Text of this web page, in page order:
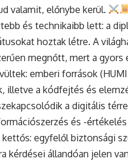
valamit, előnybe kerül.
és technikaibb lett: a
hoztak létre. A
megnőtt, mert a
emberi források
illetve a kódfejtés és
a digitális
és -
egyfelől biztonsági
kérdései állandóan jelen